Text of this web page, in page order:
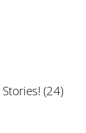
(24)